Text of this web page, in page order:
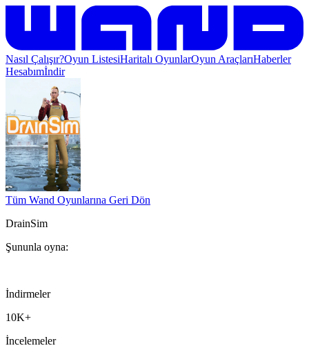
Nasıl Çalışır?Oyun ListesiHaritalı OyunlarOyun AraçlarıHaberler
Hesabımİndir
Tüm Wand Oyunlarına Geri Dön
DrainSim
Şununla oyna:
İndirmeler
10K+
İncelemeler